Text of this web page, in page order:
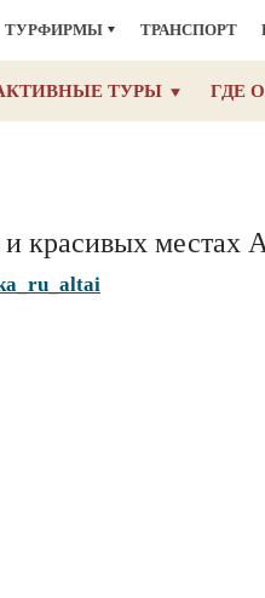
ТУРФИРМЫ ТРАНСПОРТ
ТУРЫ ГДЕ
красивых местах